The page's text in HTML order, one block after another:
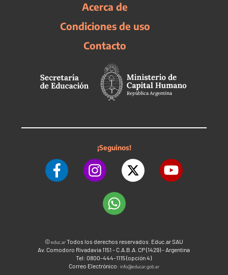
Acerca de
Condiciones de uso
Contacto
¡Seguinos!
©educ.arTodos los derechos reservados. Educ.ar SAU
Av. Comodoro Rivadavia 1151 - C.A.B.A. CP (1429) - Argentina
Tel: 0800-444-1115 (opción 4)
Correo Electrónico: info@educar.gob.ar